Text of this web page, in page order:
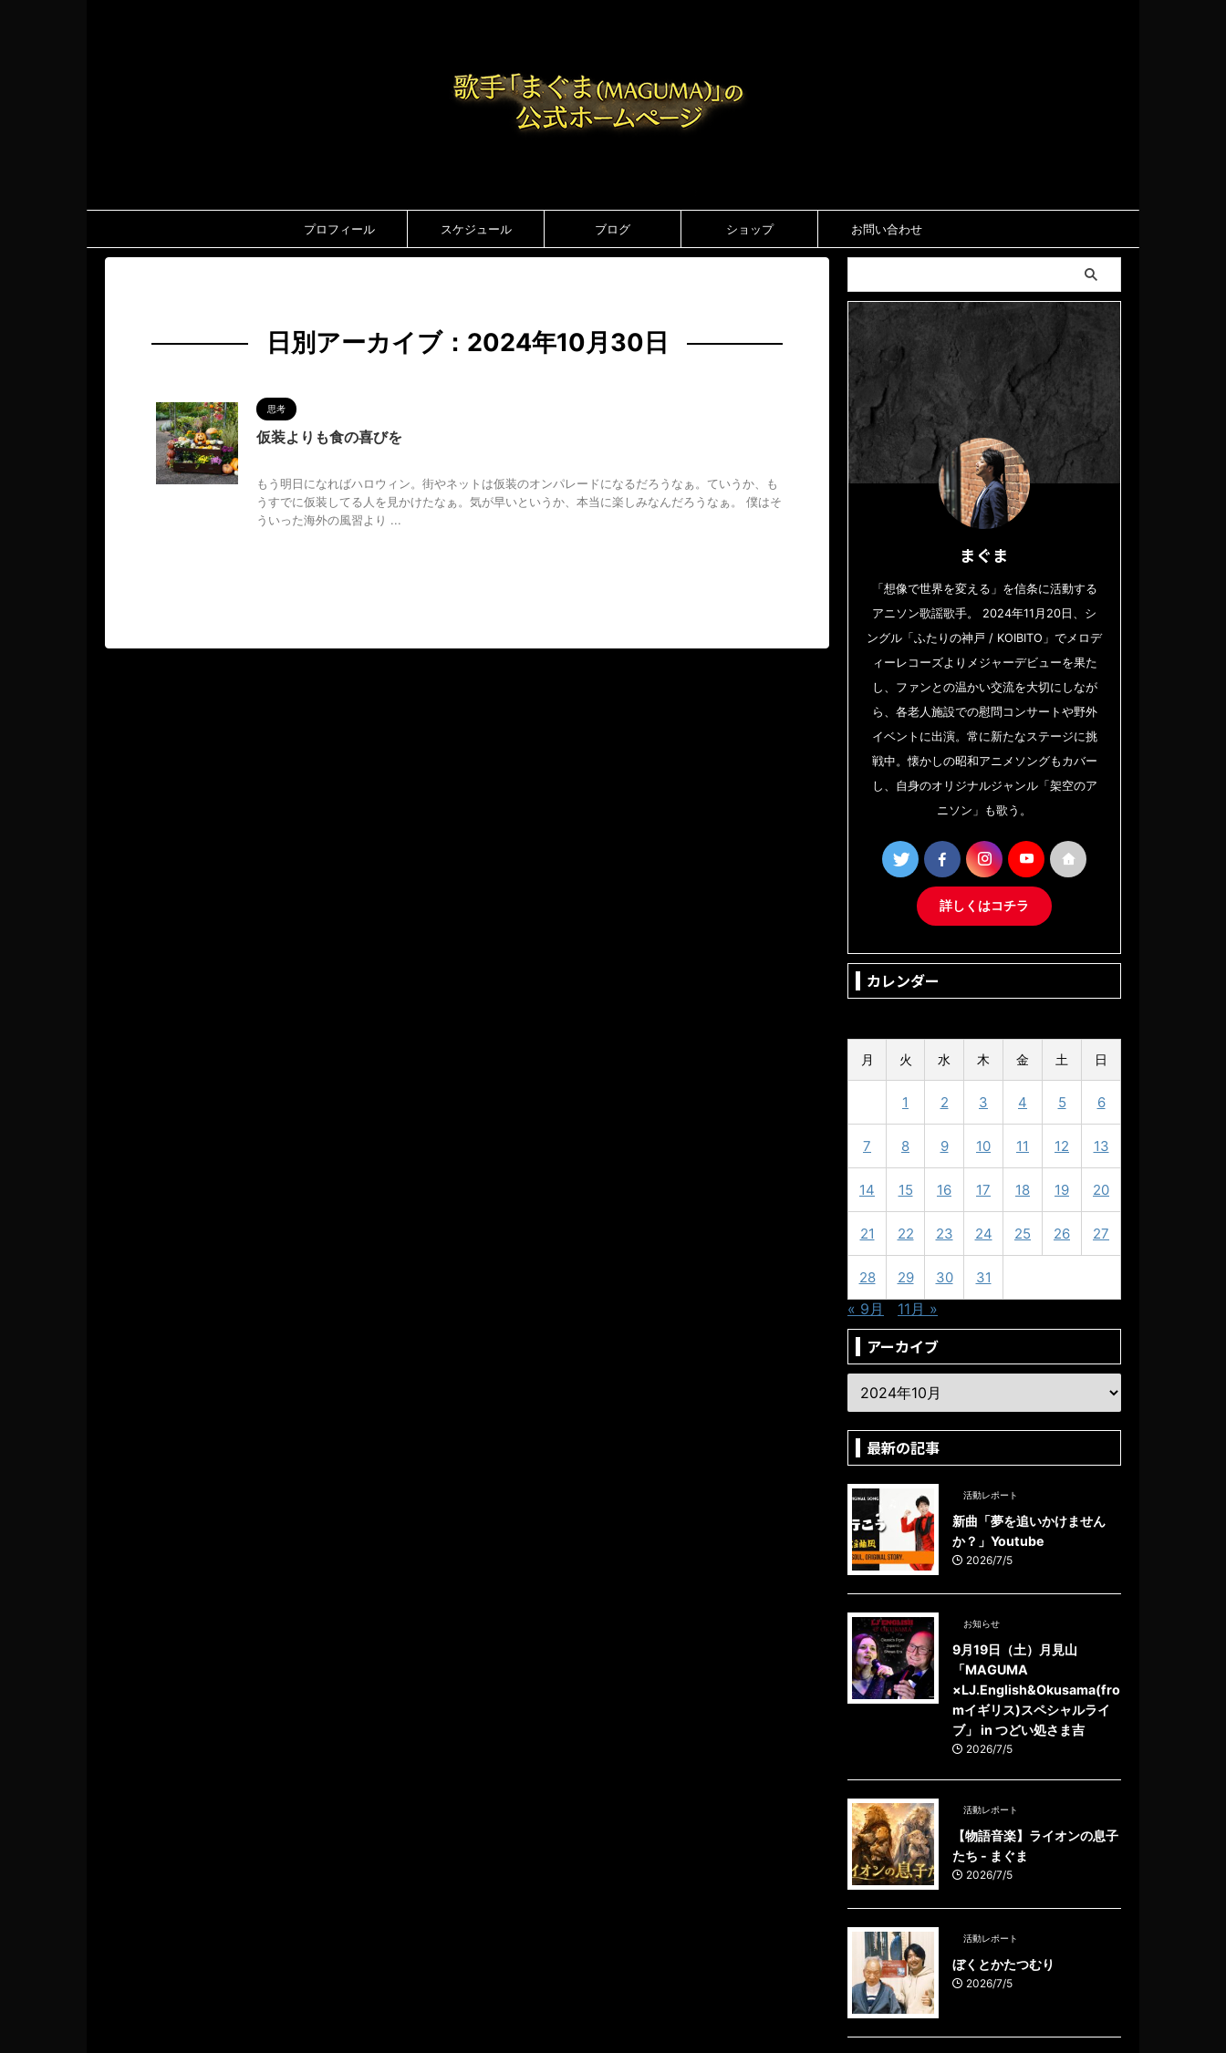
プロフィール スケジュール ブログ ショップ お問い合わせ
日別アーカイブ：2024年10月30日
思考
仮装よりも食の喜びを
もう明日になればハロウィン。街やネットは仮装のオンパレードになるだろうなぁ。ていうか、も
うすでに仮装してる人を見かけたなぁ。気が早いというか、本当に楽しみなんだろうなぁ。 僕はそ
ういった海外の風習より ...
まぐま
「想像で世界を変える」を信条に活動する
アニソン歌謡歌手。 2024年11月20日、シ
ングル「ふたりの神戸 / KOIBITO」でメロデ
ィーレコーズよりメジャーデビューを果た
し、ファンとの温かい交流を大切にしなが
ら、各老人施設での慰問コンサートや野外
イベントに出演。常に新たなステージに挑
戦中。懐かしの昭和アニメソングもカバー
し、自身のオリジナルジャンル「架空のア
ニソン」も歌う。
詳しくはコチラ
カレンダー
月 火 水 木 金 土 日
1 2 3 4 5 6
7 8 9 10 11 12 13
14 15 16 17 18 19 20
21 22 23 24 25 26 27
28 29 30 31
« 9月 11月 »
アーカイブ
最新の記事
活動レポート
新曲「夢を追いかけません
か？」Youtube
2026/7/5
お知らせ
9月19日（土）月見山
「MAGUMA
×LJ.English&Okusama(fro
mイギリス)スペシャルライ
ブ」 in つどい処さま吉
2026/7/5
活動レポート
【物語音楽】ライオンの息子
たち - まぐま
2026/7/5
活動レポート
ぼくとかたつむり
2026/7/5